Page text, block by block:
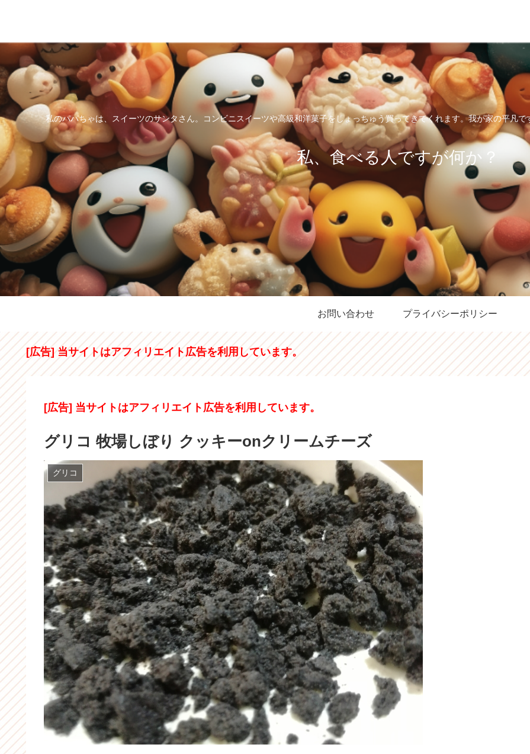
私のパパちゃは、スイーツのサンタさん。コンビニスイーツや高級和洋菓子をしょっちゅう買ってきてくれます。我が家の平凡
私、食べる人ですが何か？
お問い合わせ プライバシーポリシー
[広告] 当サイトはアフィリエイト広告を利用しています。
[広告] 当サイトはアフィリエイト広告を利用しています。
グリコ 牧場しぼり クッキーonクリームチーズ
グリコ